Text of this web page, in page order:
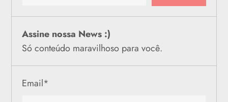
Assine nossa News :)
Só conteúdo maravilhoso para você.
Email*